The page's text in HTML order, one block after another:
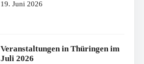
19. Juni 2026
Veranstaltungen in Thüringen im
Juli 2026